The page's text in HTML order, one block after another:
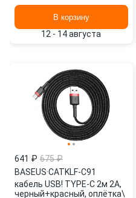
В корзину
12 - 14 августа
641 ₽ 675 ₽
BASEUS·CATKLF-C91
кабель USB! TYPE-C 2м 2A,
черный+красный, оплётка\